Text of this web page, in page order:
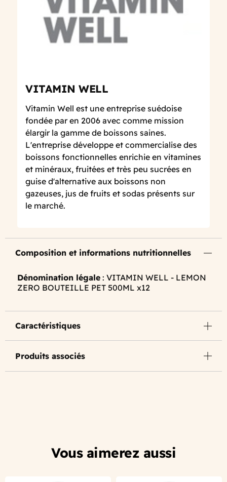
VITAMIN WELL
Vitamin Well est une entreprise suédoise
fondée par en 2006 avec comme mission
élargir la gamme de boissons saines.
L'entreprise développe et commercialise des
boissons fonctionnelles enrichie en vitamines
et minéraux, fruitées et très peu sucrées en
guise d'alternative aux boissons non
gazeuses, jus de fruits et sodas présents sur
le marché.
Composition et informations nutritionnelles
Dénomination légale : VITAMIN WELL - LEMON
ZERO BOUTEILLE PET 500ML x12
Caractéristiques
Produits associés
Vous aimerez aussi